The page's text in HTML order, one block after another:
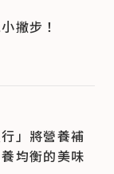
撇步！
」將營養補
均衡的美味